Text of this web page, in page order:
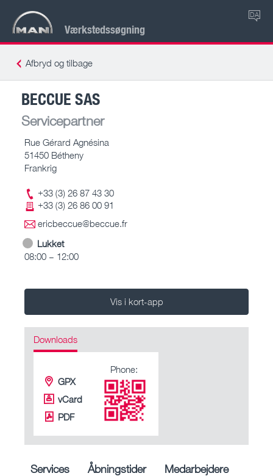
Værkstedssøgning
DA
Afbryd og tilbage
BECCUE SAS
Servicepartner
Rue Gérard Agnésina
51450 Bétheny
Frankrig
+33 (3) 26 87 43 30
+33 (3) 26 86 00 91
ericbeccue@beccue.fr
Lukket
08:00 – 12:00
Vis i kort-app
Downloads
GPX
vCard
PDF
Phone:
Services Åbningstider Medarbejdere